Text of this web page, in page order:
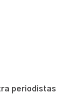
periodistas